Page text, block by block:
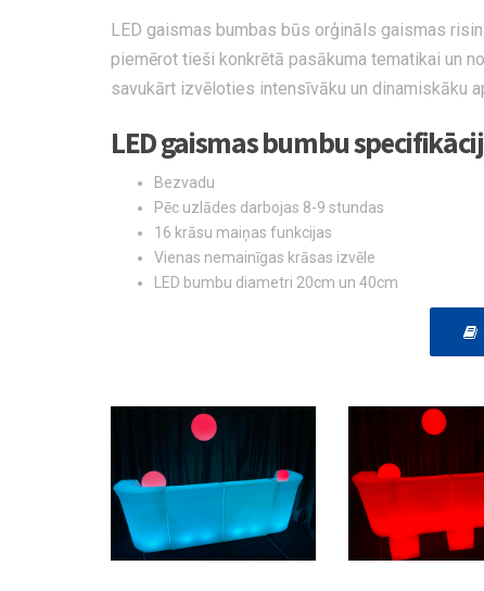
LED gaismas bumbas būs orģināls gaismas
piemērot tieši konkrētā pasākuma tematikai un
savukārt izvēloties intensīvāku un dinamiskāku
LED gaismas bumbu
Bezvadu
Pēc uzlādes darbojas 8-9 stundas
16 krāsu maiņas funkcijas
Vienas nemainīgas krāsas izvēle
LED bumbu diametri 20cm un 40cm